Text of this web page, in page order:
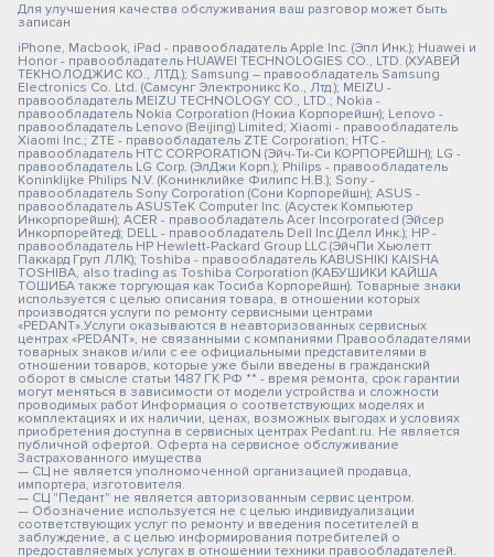
Для улучшения качества обслуживания ваш разговор может быть
записан
iPhone, Macbook, iPad - правообладатель Apple Inc. (Эпл Инк.); Huawei и
Honor - правообладатель HUAWEI TECHNOLOGIES CO., LTD. (ХУАВЕЙ
ТЕКНОЛОДЖИС КО., ЛТД.); Samsung – правообладатель Samsung
Electronics Co. Ltd. (Самсунг Электроникс Ко., Лтд.); MEIZU -
правообладатель MEIZU TECHNOLOGY CO., LTD.; Nokia -
правообладатель Nokia Corporation (Нокиа Корпорейшн); Lenovo -
правообладатель Lenovo (Beijing) Limited; Xiaomi - правообладатель
Xiaomi Inc.; ZTE - правообладатель ZTE Corporation; HTC -
правообладатель HTC CORPORATION (Эйч-Ти-Си КОРПОРЕЙШН); LG -
правообладатель LG Corp. (ЭлДжи Корп.); Philips - правообладатель
Koninklijke Philips N.V. (Конинклийке Филипс Н.В.); Sony -
правообладатель Sony Corporation (Сони Корпорейшн); ASUS -
правообладатель ASUSTeK Computer Inc. (Асустек Компьютер
Инкорпорейшн); ACER - правообладатель Acer Incorporated (Эйсер
Инкорпорейтед); DELL - правообладатель Dell Inc.(Делл Инк.); HP -
правообладатель HP Hewlett-Packard Group LLC (ЭйчПи Хьюлетт
Паккард Груп ЛЛК); Toshiba - правообладатель KABUSHIKI KAISHA
TOSHIBA, also trading as Toshiba Corporation (КАБУШИКИ КАЙША
ТОШИБА также торгующая как Тосиба Корпорейшн). Товарные знаки
используется с целью описания товара, в отношении которых
производятся услуги по ремонту сервисными центрами
«PEDANT».Услуги оказываются в неавторизованных сервисных
центрах «PEDANT», не связанными с компаниями Правообладателями
товарных знаков и/или с ее официальными представителями в
отношении товаров, которые уже были введены в гражданский
оборот в смысле статьи 1487 ГК РФ ** - время ремонта, срок гарантии
могут меняться в зависимости от модели устройства и сложности
проводимых работ Информация о соответствующих моделях и
комплектациях и их наличии, ценах, возможных выгодах и условиях
приобретения доступна в сервисных центрах Pedant.ru. Не является
публичной офертой. Оферта на сервисное обслуживание
Застрахованного имущества
— СЦ не является уполномоченной организацией продавца,
импортера, изготовителя.
— СЦ "Педант" не является авторизованным сервис центром.
— Обозначение используется не с целью индивидуализации
соответствующих услуг по ремонту и введения посетителей в
заблуждение, а с целью информирования потребителей о
предоставляемых услугах в отношении техники правообладателей.